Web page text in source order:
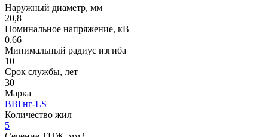
Наружный диаметр, мм
20,8
Номинальное напряжение, кВ
0.66
Минимальный радиус изгиба
10
Срок службы, лет
30
Марка
ВВГнг-LS
Количество жил
5